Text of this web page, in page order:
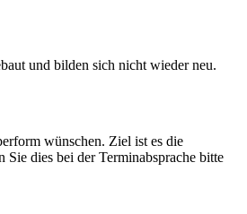
und bilden sich nicht wieder neu.
wünschen. Ziel ist es die
dies bei der Terminabsprache bitte